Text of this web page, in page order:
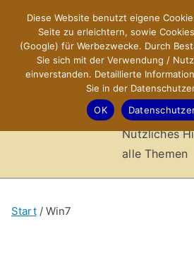
springen
X-
–
Nützliches
alle Themen
Start Win7
Diese Website benutzt eigene
Seite zu erleichtern, sowie
(Google) für Werbezwecke. Durch
Sie sich mit der Verwendung /
einverstanden. Detaillierte
Sie in der
OK